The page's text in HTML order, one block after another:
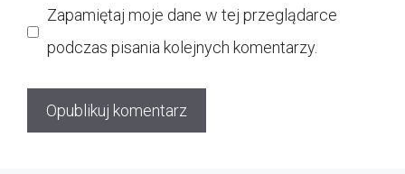
Zapamiętaj moje dane w tej przeglądarce
podczas pisania kolejnych komentarzy.